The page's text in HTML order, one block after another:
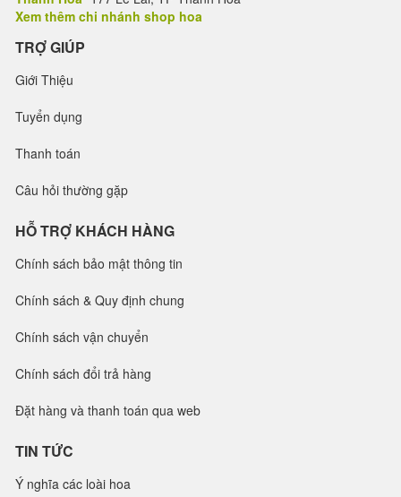
Xem thêm chi nhánh shop hoa
TRỢ GIÚP
Giới Thiệu
Tuyển dụng
Thanh toán
Câu hỏi thường gặp
HỖ TRỢ KHÁCH HÀNG
Chính sách bảo mật thông tin
Chính sách & Quy định chung
Chính sách vận chuyển
Chính sách đổi trả hàng
Đặt hàng và thanh toán qua web
TIN TỨC
Ý nghĩa các loài hoa